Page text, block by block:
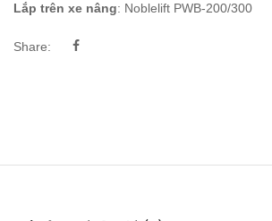
Lắp trên xe nâng: Noblelift PWB-200/300
Share: